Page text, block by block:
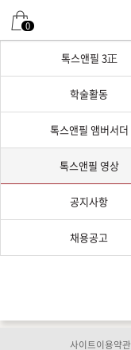
0
톡스앤필 3正
학술활동
톡스앤필 앰버서더
톡스앤필 영상
공지사항
채용공고
사이트이용약관